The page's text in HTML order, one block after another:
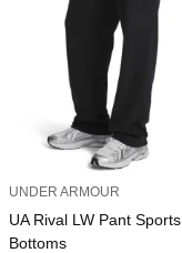
UNDER ARMOUR
UA Rival LW Pant Sports
Bottoms